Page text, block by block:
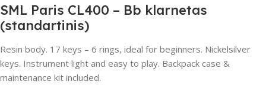
SML Paris CL400 – Bb klarnetas
(standartinis)
Resin body. 17 keys – 6 rings, ideal for beginners. Nickelsilver
keys. Instrument light and easy to play. Backpack case &
maintenance kit included.